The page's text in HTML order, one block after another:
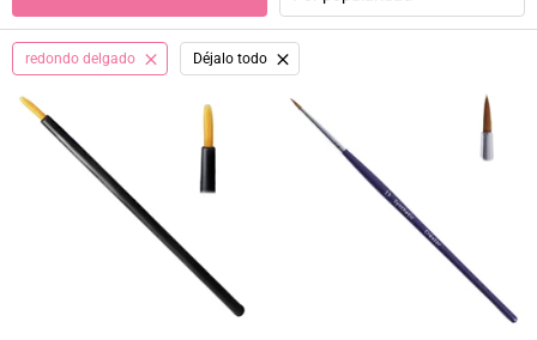
redondo delgado Déjalo todo